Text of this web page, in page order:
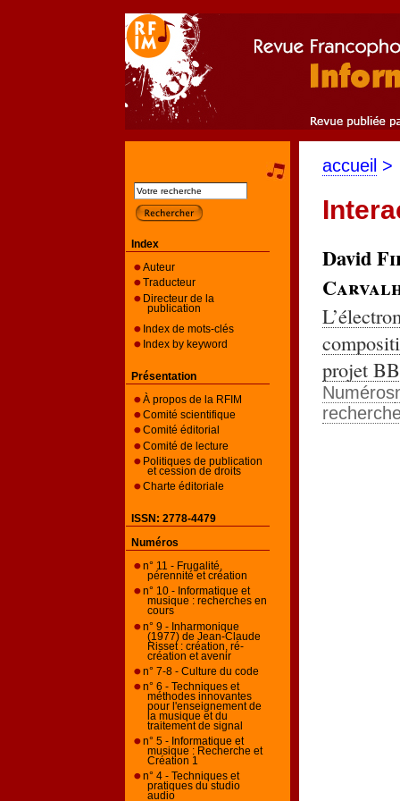
accueil >
David
projet
Numéros
Index
Auteur
Traducteur
Directeur de la
publication
Index de mots-clés
Index by keyword
Présentation
À propos de la RFIM
Comité scientifique
Comité éditorial
Comité de lecture
Politiques de publication
et cession de droits
Charte éditoriale
ISSN: 2778-4479
Numéros
n° 11 - Frugalité,
pérennité et création
n° 10 - Informatique et
musique : recherches en
cours
n° 9 - Inharmonique
(1977) de Jean-Claude
Risset : création, ré-
création et avenir
n° 7-8 - Culture du code
n° 6 - Techniques et
méthodes innovantes
pour l'enseignement de
la musique et du
traitement de signal
n° 5 - Informatique et
musique : Recherche et
Création 1
n° 4 - Techniques et
pratiques du studio
audio